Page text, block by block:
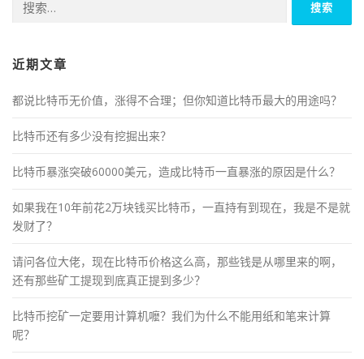
索：
近期文章
都说比特币无价值，涨得不合理；但你知道比特币最大的用途吗？
比特币还有多少没有挖掘出来？
比特币暴涨突破60000美元，造成比特币一直暴涨的原因是什么？
如果我在10年前花2万块钱买比特币，一直持有到现在，我是不是就
发财了？
请问各位大佬，现在比特币价格这么高，那些钱是从哪里来的啊，
还有那些矿工提现到底真正提到多少？
比特币挖矿一定要用计算机嚒？我们为什么不能用纸和笔来计算
呢？